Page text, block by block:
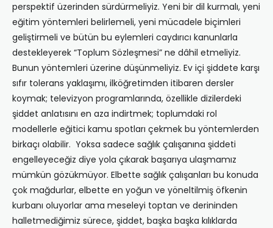
perspektif üzerinden sürdürmeliyiz. Yeni bir dil kurmalı, yeni
eğitim yöntemleri belirlemeli, yeni mücadele biçimleri
geliştirmeli ve bütün bu eylemleri caydırıcı kanunlarla
destekleyerek “Toplum Sözleşmesi” ne dâhil etmeliyiz.
Bunun yöntemleri üzerine düşünmeliyiz. Ev içi şiddete karşı
sıfır tolerans yaklaşımı, ilköğretimden itibaren dersler
koymak; televizyon programlarında, özellikle dizilerdeki
şiddet anlatısını en aza indirtmek; toplumdaki rol
modellerle eğitici kamu spotları çekmek bu yöntemlerden
birkaçı olabilir. Yoksa sadece sağlık çalışanına şiddeti
engelleyeceğiz diye yola çıkarak başarıya ulaşmamız
mümkün gözükmüyor. Elbette sağlık çalışanları bu konuda
çok mağdurlar, elbette en yoğun ve yöneltilmiş öfkenin
kurbanı oluyorlar ama meseleyi toptan ve derininden
halletmediğimiz sürece, şiddet, başka başka kılıklarda